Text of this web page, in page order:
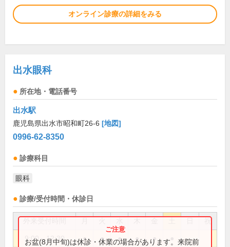
オンライン診療の詳細をみる
出水眼科
所在地・電話番号
出水駅
鹿児島県出水市昭和町26-6 [地図]
0996-62-8350
診療科目
眼科
診療/受付時間・休診日
祝
9:00～12:30 ● ● ● ● ●
お盆(8月中旬)は休診・休業の場合があります。来院前